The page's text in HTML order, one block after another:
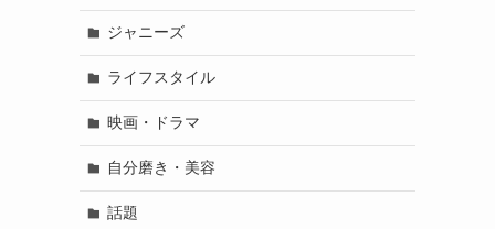
ジャニーズ
ライフスタイル
映画・ドラマ
自分磨き・美容
話題